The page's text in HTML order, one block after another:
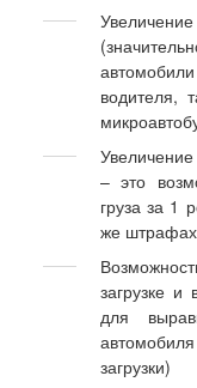
водителя,
– это
груза за 1
же
загрузке и
для
загрузки)